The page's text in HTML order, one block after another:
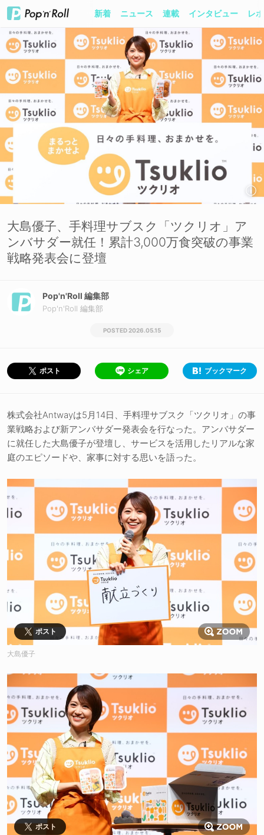
新着 ニュース 連載 インタビュー レ
大島優子、手料理サブスク「ツクリオ」ア
ンバサダー就任！累計3,000万食突破の事業
戦略発表会に登壇
Pop'n'Roll 編集部
Pop'n'Roll 編集部
2026.05.15
ポスト シェア ブックマーク
株式会社Antwayは5月14日、手料理サブスク「ツクリオ」の事
業戦略および新アンバサダー発表会を行なった。アンバサダー
に就任した大島優子が登壇し、サービスを活用したリアルな家
庭のエピソードや、家事に対する思いを語った。
ポスト
大島優子
ポスト